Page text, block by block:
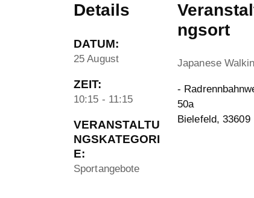
Details
DATUM:
25 August
ZEIT:
10:15 - 11:15
VERANSTALTU
NGSKATEGORI
E:
Sportangebote
ngsort
Japanese
-
50a
Bielefeld, 33609